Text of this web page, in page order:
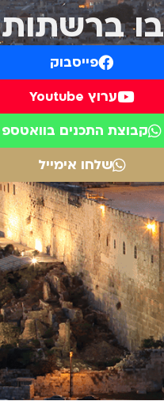
ברשתות
פייסבוק
ערוץ Youtube
קבוצת התכנים בוואטספ
שלחו אימייל